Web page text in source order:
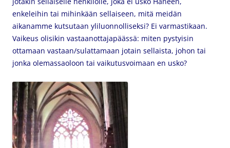
enkeleihin tai mihinkään sellaiseen, mitä meidän
aikanamme kutsutaan yliluonnolliseksi? Ei varmastikaan.
Vaikeus olisikin vastaanottajapäässä: miten pystyisin
ottamaan vastaan/sulattamaan jotain sellaista, johon tai
jonka olemassaoloon tai vaikutusvoimaan en usko?